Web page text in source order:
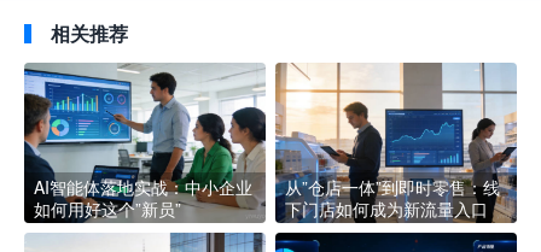
相关推荐
AI智能体落地实战：中小企业
如何用好这个”新员”
从”仓店一体”到即时零售：线
下门店如何成为新流量入口